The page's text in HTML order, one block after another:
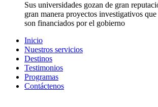
Sus universidades gozan de gran
gran manera proyectos investigativos
son financiados por el gobierno
Inicio
Nuestros servicios
Destinos
Testimonios
Programas
Contáctenos